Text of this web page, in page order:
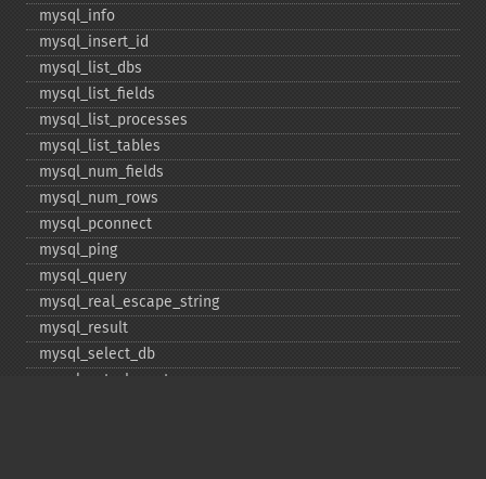
mysql_​info
mysql_​insert_​id
mysql_​list_​dbs
mysql_​list_​fields
mysql_​list_​processes
mysql_​list_​tables
mysql_​num_​fields
mysql_​num_​rows
mysql_​pconnect
mysql_​ping
mysql_​query
mysql_​real_​escape_​string
mysql_​result
mysql_​select_​db
mysql_​set_​charset